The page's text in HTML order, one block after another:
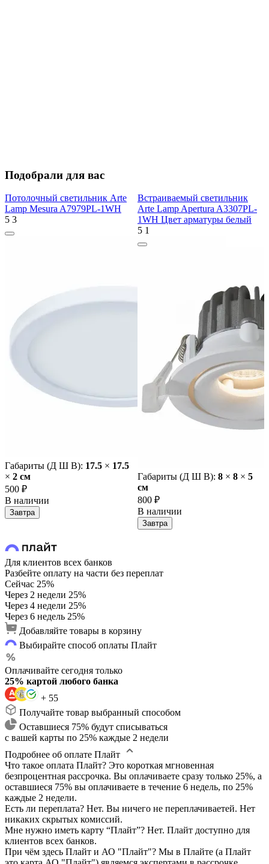
Подобрали для вас
Потолочный светильник Arte
Lamp Mesura A7979PL-1WH
5 3
Габариты (Д Ш В): 17.5 × 17.5
× 2 cм
500 ₽
В наличии
Завтра
Встраиваемый светильник
Arte Lamp Apertura A3307PL-
1WH Цвет арматуры белый
5 1
Габариты (Д Ш В): 8 × 8 × 5
cм
800 ₽
В наличии
Завтра
Для клиентов всех банков
Разбейте оплату на части без переплат
Сейчас 25%
Через 2 недели 25%
Через 4 недели 25%
Через 6 недель 25%
Добавляйте товары в корзину
Выбирайте способ оплаты Плайт
Оплачивайте сегодня только
25% картой любого банка
+ 55
Получайте товар выбранный способом
Оставшиеся 75% будут списываться
с вашей карты по 25% каждые 2 недели
Подробнее об оплате Плайт
Что такое оплата Плайт? Это короткая мгновенная
безпроцентная рассрочка. Вы оплачиваете сразу только 25%, а
оставшиеся 75% вы оплачиваете в течение 6 недель, по 25%
каждые 2 недели.
Есть ли переплата? Нет. Вы ничего не переплачиваетей. Нет
никаких скрытых комиссий.
Мне нужно иметь карту “Плайт”? Нет. Плайт доступно для
клиентов всех банков.
При чём здесь Плайт и АО "Плайт"? Мы в Плайте (а Плайт